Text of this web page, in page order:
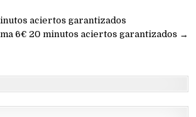
aciertos garantizados
6€ 20 minutos aciertos garantizados →